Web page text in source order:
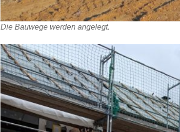
Die Bauwege werden angelegt.